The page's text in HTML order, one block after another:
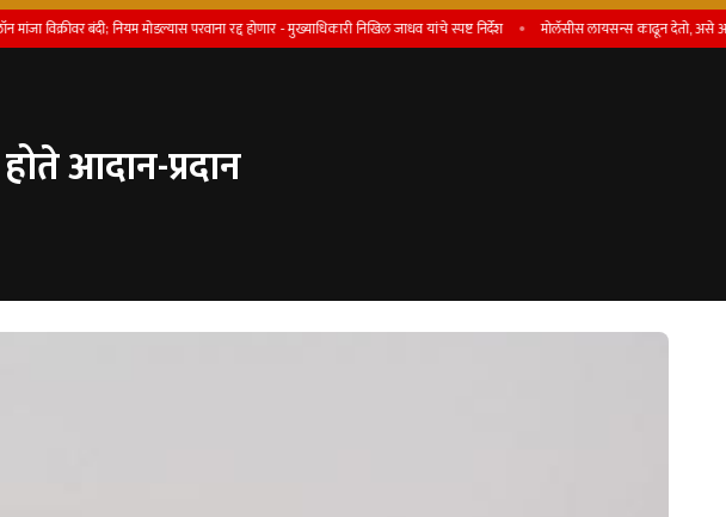
बंदी; नियम मोडल्यास परवाना रद्द होणार - मुख्याधिकारी निखिल जाधव यांचे स्पष्ट निर्देश माेलॅसीस लायसन्स काढून देतो, असे आमिष
आदान-प्रदान